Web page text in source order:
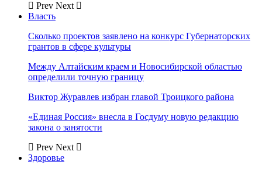
Prev Next
Власть
Сколько проектов заявлено на конкурс Губернаторских
грантов в сфере культуры
Между Алтайским краем и Новосибирской областью
определили точную границу
Виктор Журавлев избран главой Троицкого района
«Единая Россия» внесла в Госдуму новую редакцию
закона о занятости
Prev Next
Здоровье